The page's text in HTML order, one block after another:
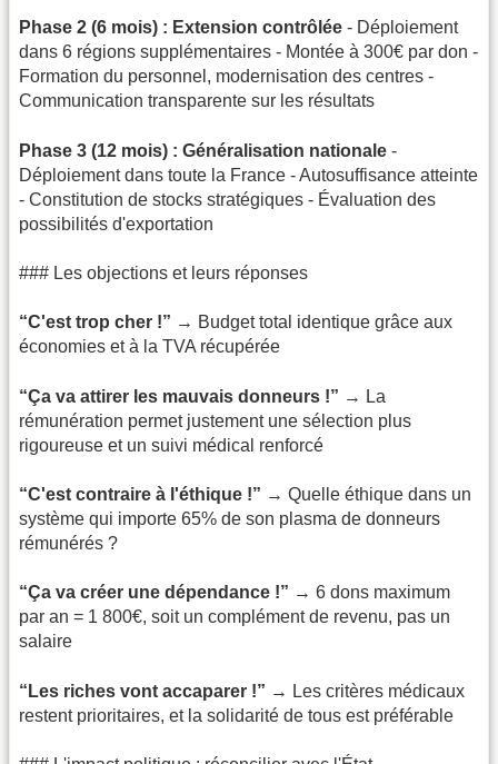
Phase 2 (6 mois) : Extension contrôlée - Déploiement
dans 6 régions supplémentaires - Montée à 300€ par don -
Formation du personnel, modernisation des centres -
Communication transparente sur les résultats
Phase 3 (12 mois) : Généralisation nationale -
Déploiement dans toute la France - Autosuffisance atteinte
- Constitution de stocks stratégiques - Évaluation des
possibilités d'exportation
### Les objections et leurs réponses
“C'est trop cher !” → Budget total identique grâce aux
économies et à la TVA récupérée
“Ça va attirer les mauvais donneurs !” → La
rémunération permet justement une sélection plus
rigoureuse et un suivi médical renforcé
“C'est contraire à l'éthique !” → Quelle éthique dans un
système qui importe 65% de son plasma de donneurs
rémunérés ?
“Ça va créer une dépendance !” → 6 dons maximum
par an = 1 800€, soit un complément de revenu, pas un
salaire
“Les riches vont accaparer !” → Les critères médicaux
restent prioritaires, et la solidarité de tous est préférable